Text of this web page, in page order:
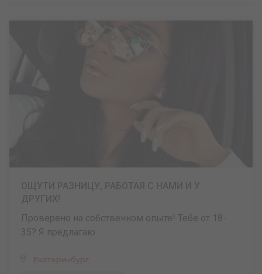
Проверено на собственном опыте! Тебе от 18-
35? Я предлагаю ...
Екатеринбург